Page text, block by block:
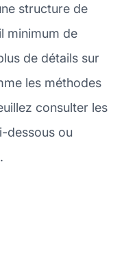
structure de
minimum de
de détails sur
les méthodes
consulter les
dessous ou